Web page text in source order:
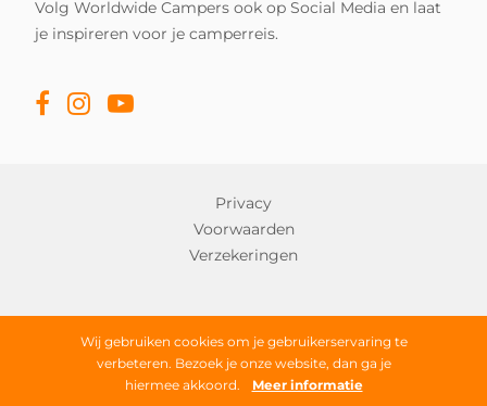
Wij gebruiken cookies om je gebruikerservaring te
verbeteren. Bezoek je onze website, dan ga je
hiermee akkoord.
Meer informatie
Volg Worldwide Campers ook op Social Media en laat
je inspireren voor je camperreis.
Privacy
Voorwaarden
Verzekeringen
Copyright © 2026 Worldwide Campers
Alle rechten onder voorbehoud